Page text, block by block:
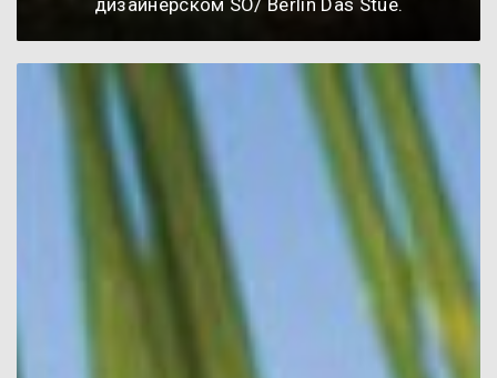
дизайнерском SO/ Berlin Das Stue.